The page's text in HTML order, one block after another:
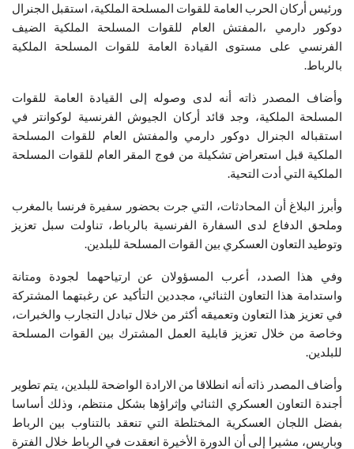
ورئيس أركان الحرب العامة للقوات المسلحة الملكية، استقبل الجنرال
دوكور دارمي ،المفتش العام للقوات المسلحة الملكية الضيف
الفرنسي على مستوى القيادة العامة للقوات المسلحة الملكية
بالرباط.
وأضاف المصدر ذاته أنه لدى وصوله إلى القيادة العامة للقوات
المسلحة الملكية، وجد قائد أركان الجيوش الفرنسية لوكوانتر في
استقباله الجنرال دوكور دارمي والمفتش العام للقوات المسلحة
الملكية قبل استعراض تشكيلة من فوج المقر العام للقوات المسلحة
الملكية التي أدت التحية.
وأبرز البلاغ أن المحادثات، التي جرت بحضور سفيرة فرنسا بالمغرب
وملحق الدفاع لدى السفارة الفرنسية بالرباط، تناولت سبل تعزيز
وتوطيد التعاون العسكري بين القوات المسلحة للبلدين.
وفي هذا الصدد، أعرب المسؤولان عن ارتياحهما لجودة ومتانة
واستدامة هذا التعاون الثنائي، مجددين التأكيد عن رغبتهما المشتركة
في تعزيز هذا التعاون وتعميقه أكثر من خلال تبادل التجارب والخبرات،
وخاصة من خلال تعزيز قابلية العمل المشترك بين القوات المسلحة
للبلدين.
وأضاف المصدر ذاته أنه انطلاقا من الارادة الواضحة للبلدين، يتم تطوير
أجندة التعاون العسكري الثنائي وإثراؤها بشكل منتظم، وذلك أساسا
بفضل اللجان العسكرية المختلطة التي تنعقد بالتناوب بين الرباط
وباريس، مشيرا إلى أن الدورة الأخيرة انعقدت في الرباط خلال الفترة